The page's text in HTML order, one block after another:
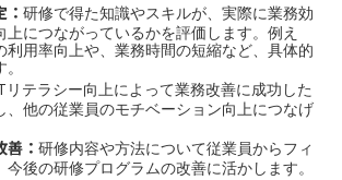
研修で得た知識やスキルが、実際に業務効
につながっているかを評価します。例え
利用率向上や、業務時間の短縮など、具体的
リテラシー向上によって業務改善に成功した
、他の従業員のモチベーション向上につなげ
： 研修内容や方法について従業員からフィ
後の研修プログラムの改善に活かします。